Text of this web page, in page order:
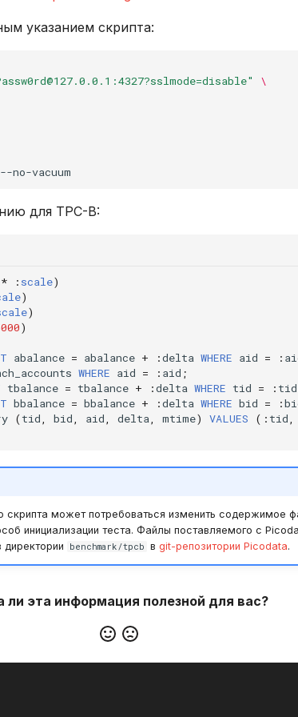
указанием скрипта:
\
для TPC-B:
* : scale)
)
)
)
abalance = abalance + :delta WHERE aid = :
WHERE aid = : aid ;
tbalance = tbalance + :delta WHERE tid = : tid
bbalance = bbalance + :delta WHERE bid = :
(tid, bid, aid, delta, mtime) VALUES (: tid,
скрипта может потребоваться изменить содержимое
инициализации теста. Файлы поставляемого с
директории
benchmark/tpcb в git-репозитории Picodata.
ли эта информация полезной для вас?